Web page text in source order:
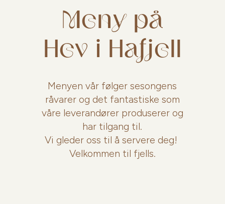
Meny på
Hev i Hafjell
Menyen vår følger sesongens
råvarer og det fantastiske som
våre leverandører produserer og
har tilgang til.
Vi gleder oss til å servere deg!
Velkommen til fjells.